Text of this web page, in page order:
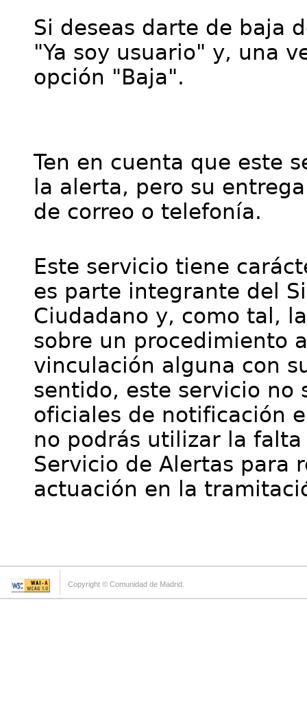
Si deseas darte de baja
"Ya soy usuario" y, una
opción "Baja".
Ten en cuenta que este
la alerta, pero su
de correo o telefonía.
Este servicio tiene
es parte integrante del
Ciudadano y, como tal,
sobre un procedimiento
vinculación alguna con
sentido, este servicio no
oficiales de notificación
no podrás utilizar la
Servicio de Alertas para
actuación en la
Copyright © Comunidad de Madrid.